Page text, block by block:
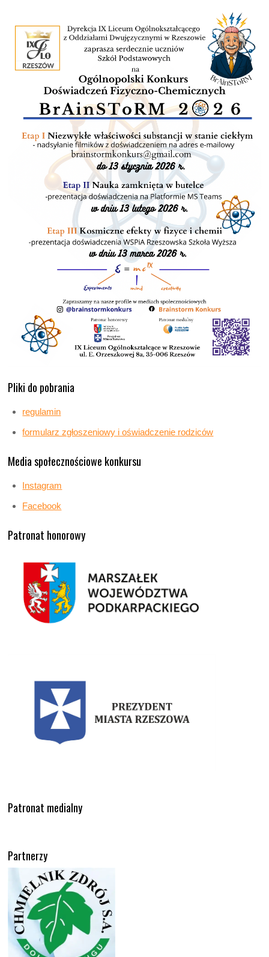
Pliki do pobrania
regulamin
formularz zgłoszeniowy i oświadczenie rodziców
Media społecznościowe konkursu
Instagram
Facebook
Patronat honorowy
Patronat medialny
Partnerzy